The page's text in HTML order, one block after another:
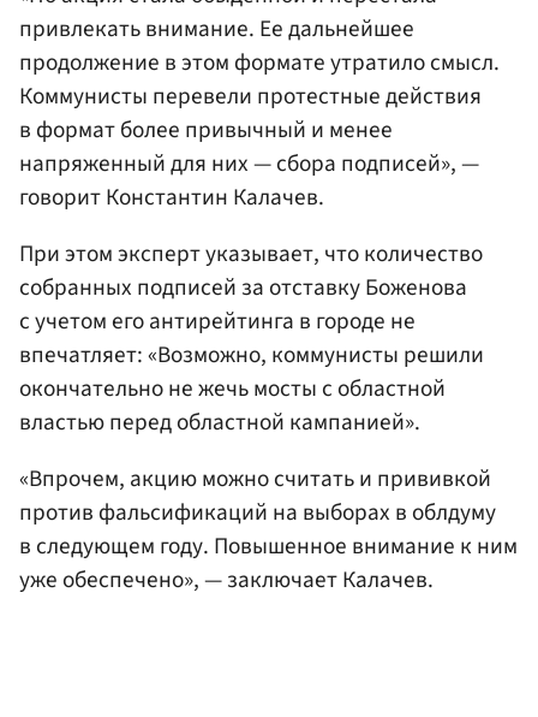
привлекать внимание. Ее дальнейшее
продолжение в этом формате утратило смысл.
Коммунисты перевели протестные действия
в формат более привычный и менее
напряженный для них — сбора подписей», —
говорит Константин Калачев.
При этом эксперт указывает, что количество
собранных подписей за отставку Боженова
с учетом его антирейтинга в городе не
впечатляет: «Возможно, коммунисты решили
окончательно не жечь мосты с областной
властью перед областной кампанией».
«Впрочем, акцию можно считать и прививкой
против фальсификаций на выборах в облдуму
в следующем году. Повышенное внимание к ним
уже обеспечено», — заключает Калачев.